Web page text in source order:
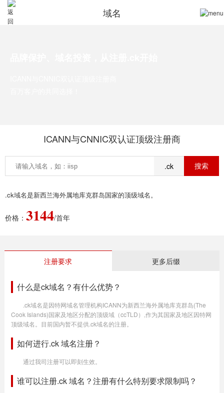
域名
ICANN与CNNIC双认证顶级注册商
.ck
.ck域名是新西兰海外属地库克群岛国家的顶级域名。
价格： 3144/首年
注册要求 更多后缀
什么是ck域名？有什么优势？
.ck域名是因特网域名管理机构ICANN为新西兰海外属地库克群岛(The
Cook Islands)国家及地区分配的顶级域（ccTLD）,作为其国家及地区因特网
顶级域名。目前国内暂不提供.ck域名的注册。
如何进行.ck 域名注册？
通过我司注册可以即刻生效。
谁可以注册.ck 域名？注册有什么特别要求限制吗？